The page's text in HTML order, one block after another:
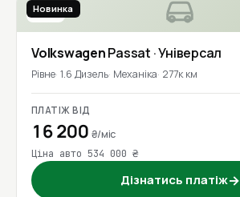
2016
Новинка
VolkswagenPassat · Універсал
Рівне 1.6 Дизель Механіка 277к км
ПЛАТІЖ ВІД
16 200 ₴/міс
Ціна авто 534 000 ₴
Дізнатись платіж→